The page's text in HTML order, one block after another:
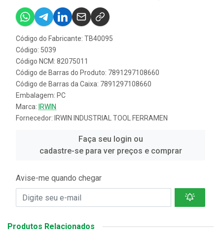
Código do Fabricante: TB40095
Código: 5039
Código NCM: 82075011
Código de Barras do Produto: 7891297108660
Código de Barras da Caixa: 7891297108660
Embalagem: PC
Marca: IRWIN
Fornecedor: IRWIN INDUSTRIAL TOOL FERRAMEN
Faça seu login ou
cadastre-se para ver preços e comprar
Avise-me quando chegar
Produtos Relacionados